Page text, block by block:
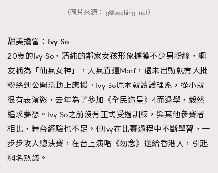
（圖片來源：ig@soching_nat）
甜美擔當：Ivy So
20歲的Ivy So，清純的鄰家女孩形象擄獲不少男粉絲，網
友稱為「仙氣女神」，人氣直逼Marf，還未出動就有大批
粉絲到公開活動上應援。Ivy So原本就讀護理系，從小就
很有表演慾，去年為了參加《全民造星》4而退學，毅然
追求夢想。Ivy So之前沒有正式受過訓練，與其他參賽者
相比，舞台經驗也不足。但Ivy在比賽過程中不斷學習，一
步步攻入總決賽，在台上演唱《勿念》送給香港人，引起
網名熱議。